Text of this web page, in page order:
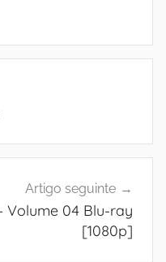
Artigo seguinte
Volume 04 Blu-ray
[1080p]